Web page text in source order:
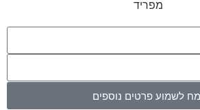
פרטים נוספים